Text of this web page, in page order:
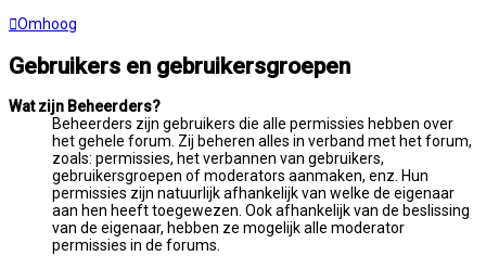
Omhoog
Gebruikers en gebruikersgroepen
Wat zijn Beheerders?
Beheerders zijn gebruikers die alle permissies hebben over
het gehele forum. Zij beheren alles in verband met het forum,
zoals: permissies, het verbannen van gebruikers,
gebruikersgroepen of moderators aanmaken, enz. Hun
permissies zijn natuurlijk afhankelijk van welke de eigenaar
aan hen heeft toegewezen. Ook afhankelijk van de beslissing
van de eigenaar, hebben ze mogelijk alle moderator
permissies in de forums.